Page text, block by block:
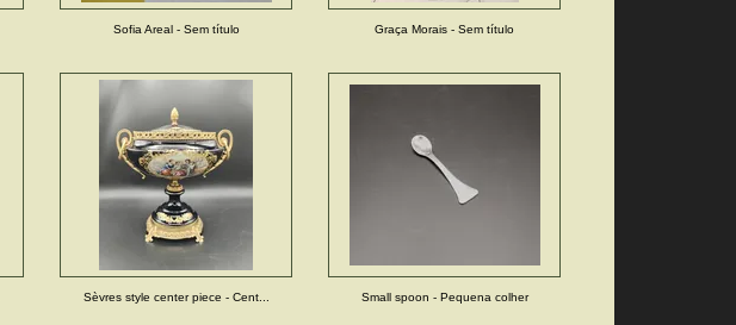
Sofia Areal - Sem título Graça Morais - Sem título
Sèvres style center piece - Cent... Small spoon - Pequena colher